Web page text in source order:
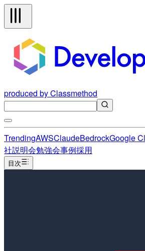
produced by Classmethod
TrendingAWSClaudeBedrockGoogle
社説明会勉強会事例採用
目次